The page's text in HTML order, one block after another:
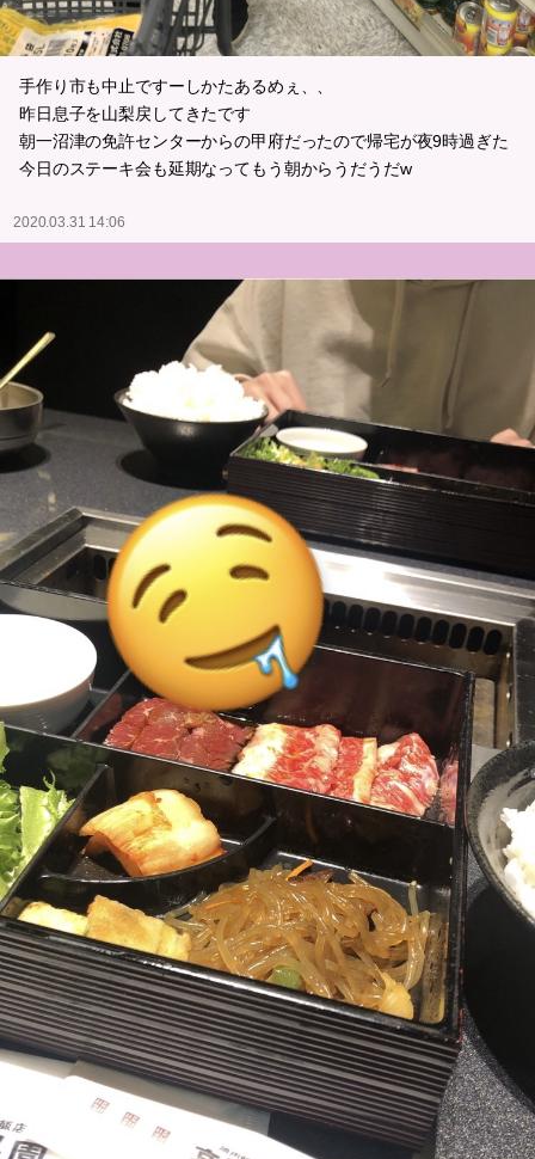
手作り市も中止ですーしかたあるめぇ、、
昨日息子を山梨戻してきたです
朝一沼津の免許センターからの甲府だったので帰宅が夜9時過ぎた
今日のステーキ会も延期なってもう朝からうだうだw
2020.03.31 14:06